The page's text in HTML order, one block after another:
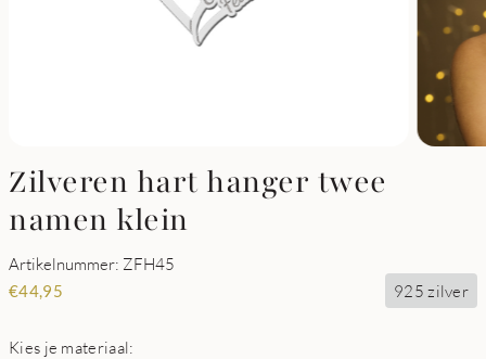
Zilveren hart hanger twee
namen klein
Artikelnummer: ZFH45
€44,95 925 zilver
Kies je materiaal: